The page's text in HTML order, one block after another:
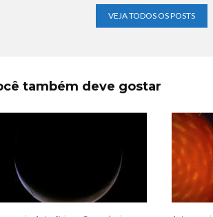
VEJA TODOS OS POSTS
também deve gostar